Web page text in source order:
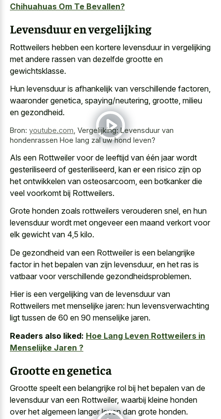
Chihuahuas Om Te Bevallen?
Levensduur en vergelijking
Rottweilers hebben een kortere levensduur in vergelijking
met andere rassen van dezelfde grootte en
gewichtsklasse.
Hun levensduur is afhankelijk van verschillende factoren,
waaronder genetica, spaying/neutering, grootte, milieu
en gezondheid.
Bron: youtube.com Vergelijking: Levensduur van
hondenrassen Hoe lang zal uw hond leven?
Als een Rottweiler voor de leeftijd van één jaar wordt
gesteriliseerd of gesteriliseerd, kan er een risico zijn op
het ontwikkelen van osteosarcoom, een botkanker die
veel voorkomt bij Rottweilers.
Grote honden zoals rottweilers verouderen snel, en hun
levensduur wordt met ongeveer een maand verkort voor
elk gewicht van 4,5 kilo.
De gezondheid van een Rottweiler is een belangrijke
factor in het bepalen van zijn levensduur, en het ras is
vatbaar voor verschillende gezondheidsproblemen.
Hier is een vergelijking van de levensduur van
Rottweilers met menselijke jaren: hun levensverwachting
ligt tussen de 60 en 90 menselijke jaren.
Readers also liked: Hoe Lang Leven Rottweilers in
Menselijke Jaren ?
Grootte en genetica
Grootte speelt een belangrijke rol bij het bepalen van de
levensduur van een Rottweiler, waarbij kleine honden
over het algemeen langer leven dan grote honden.